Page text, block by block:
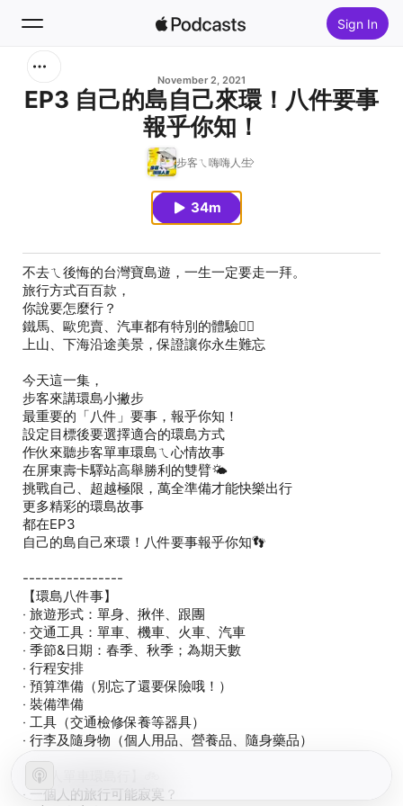
Sign In
November 2, 2021
EP3 自己的島自己來環！八件要事
報乎你知！
步客ㄟ嗨嗨人生
34m
不去ㄟ後悔的台灣寶島遊，一生一定要走一拜。
旅行方式百百款，
你說要怎麼行？
鐵馬、歐兜賣、汽車都有特別的體驗🚴‍♂️
上山、下海沿途美景，保證讓你永生難忘
今天這一集，
步客來講環島小撇步
最重要的「八件」要事，報乎你知！
設定目標後要選擇適合的環島方式
作伙來聽步客單車環島ㄟ心情故事
在屏東壽卡驛站高舉勝利的雙臂🌤
挑戰自己、超越極限，萬全準備才能快樂出行
更多精彩的環島故事
都在EP3
自己的島自己來環！八件要事報乎你知👣
----------------
【環島八件事】
‧ 旅遊形式：單身、揪伴、跟團
‧ 交通工具：單車、機車、火車、汽車
‧ 季節&日期：春季、秋季；為期天數
‧ 行程安排
‧ 預算準備（別忘了還要保險哦！）
‧ 裝備準備
‧ 工具（交通檢修保養等器具）
‧ 行李及隨身物（個人用品、營養品、隨身藥品）
【單人單車環島行】🚲
‧ 一個人的旅行可能寂寞？